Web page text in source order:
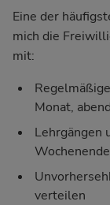
Eine der
mich die
mit:
Monat,
Lehrgängen
verteilen